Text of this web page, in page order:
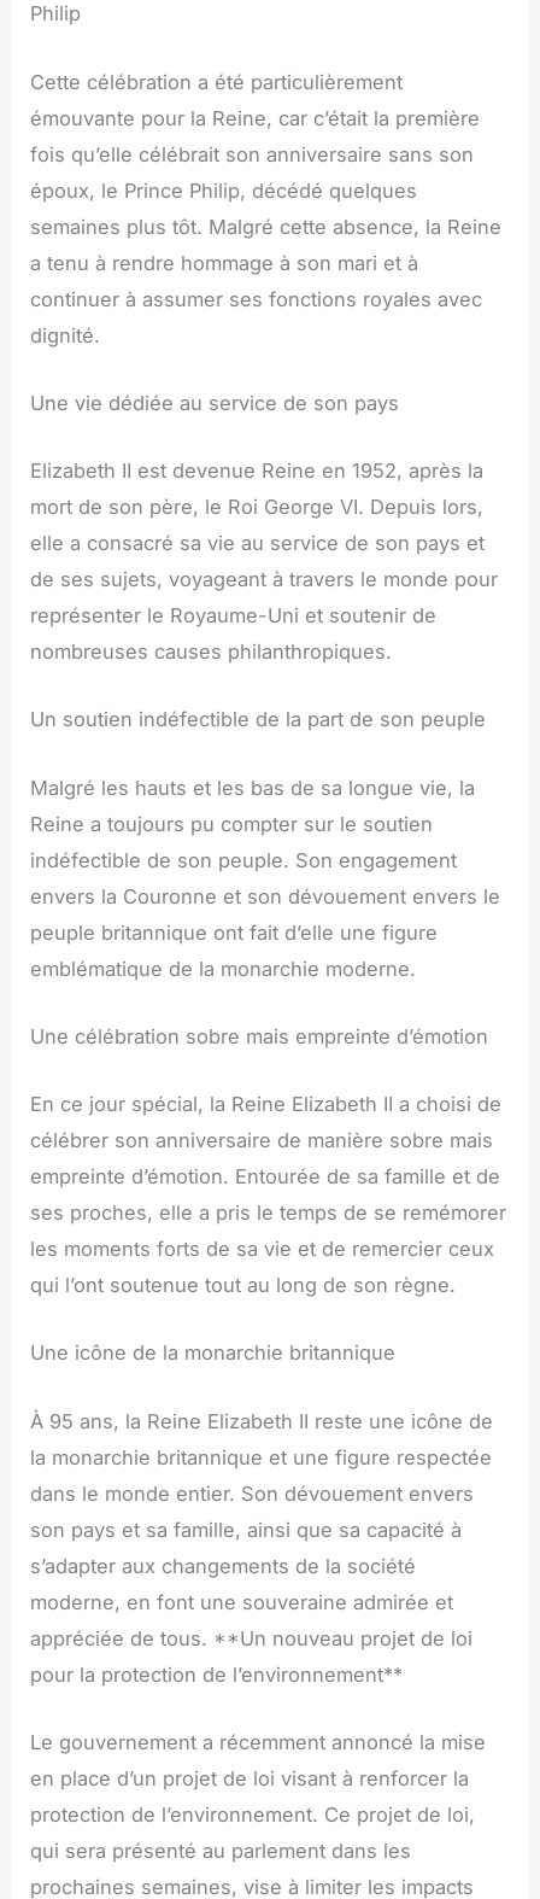
Philip
Cette célébration a été particulièrement
émouvante pour la Reine, car c’était la première
fois qu’elle célébrait son anniversaire sans son
époux, le Prince Philip, décédé quelques
semaines plus tôt. Malgré cette absence, la Reine
a tenu à rendre hommage à son mari et à
continuer à assumer ses fonctions royales avec
dignité.
Une vie dédiée au service de son pays
Elizabeth II est devenue Reine en 1952, après la
mort de son père, le Roi George VI. Depuis lors,
elle a consacré sa vie au service de son pays et
de ses sujets, voyageant à travers le monde pour
représenter le Royaume-Uni et soutenir de
nombreuses causes philanthropiques.
Un soutien indéfectible de la part de son peuple
Malgré les hauts et les bas de sa longue vie, la
Reine a toujours pu compter sur le soutien
indéfectible de son peuple. Son engagement
envers la Couronne et son dévouement envers le
peuple britannique ont fait d’elle une figure
emblématique de la monarchie moderne.
Une célébration sobre mais empreinte d’émotion
En ce jour spécial, la Reine Elizabeth II a choisi de
célébrer son anniversaire de manière sobre mais
empreinte d’émotion. Entourée de sa famille et de
ses proches, elle a pris le temps de se remémorer
les moments forts de sa vie et de remercier ceux
qui l’ont soutenue tout au long de son règne.
Une icône de la monarchie britannique
À 95 ans, la Reine Elizabeth II reste une icône de
la monarchie britannique et une figure respectée
dans le monde entier. Son dévouement envers
son pays et sa famille, ainsi que sa capacité à
s’adapter aux changements de la société
moderne, en font une souveraine admirée et
appréciée de tous. **Un nouveau projet de loi
pour la protection de l’environnement**
Le gouvernement a récemment annoncé la mise
en place d’un projet de loi visant à renforcer la
protection de l’environnement. Ce projet de loi,
qui sera présenté au parlement dans les
prochaines semaines, vise à limiter les impacts